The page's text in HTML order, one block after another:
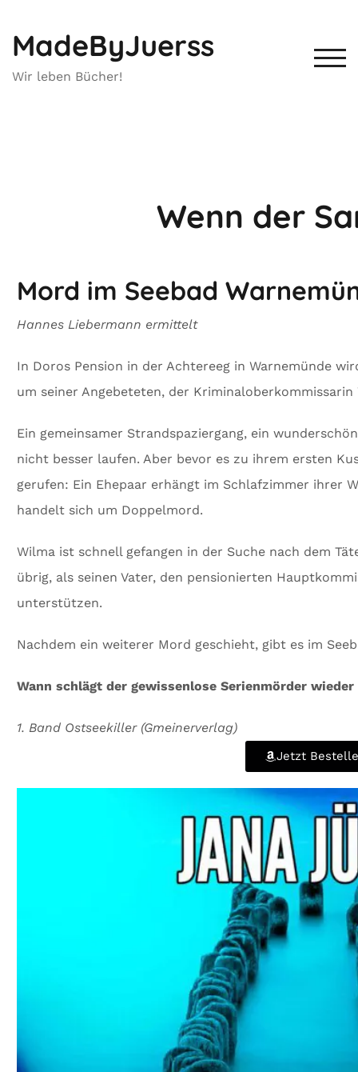
MadeByJuerss
Wir leben Bücher!
Wenn der
Mord im Seebad
Hannes Liebermann ermittelt
In Doros Pension in der Achtereeg in Warnemünde
um seiner Angebeteten, der
Ein gemeinsamer Strandspaziergang, ein
nicht besser laufen. Aber bevor es zu ihrem ersten
gerufen: Ein Ehepaar erhängt im Schlafzimmer ihrer
handelt sich um Doppelmord.
Wilma ist schnell gefangen in der Suche nach dem
übrig, als seinen Vater, den pensionierten
unterstützen.
Nachdem ein weiterer Mord geschieht, gibt es im
Wann schlägt der gewissenlose Serienmörder wieder
1. Band Ostseekiller (Gmeinerverlag)
Jetzt